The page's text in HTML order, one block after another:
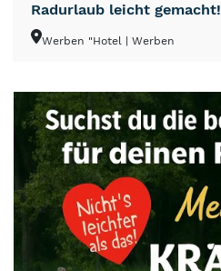
Radurlaub leicht gemacht!
Werben "Hotel | Werben